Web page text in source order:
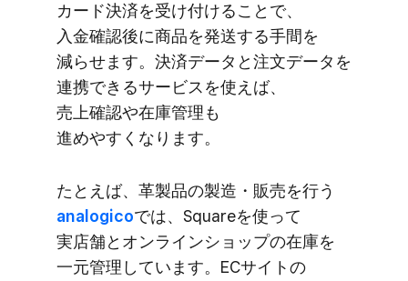
カード決済を​受け付ける​ことで、​
入金確認後に​商品を​発送する​手間を​
減らせます。​決済データと​注文データを​
連携できる​サービスを​使えば、​
売上確認や​在庫管理も​
進めやすくなります。
た​とえば、​革製品の​製造・販売を​行う
analogicoでは、​Squareを​使って​
実店舗と​オンラインショップの​在庫を​
一元​管理しています。​ECサイトの​